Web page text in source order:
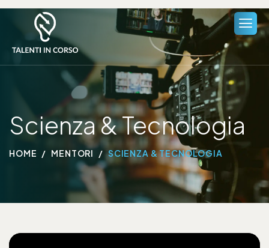
Scienza & Tecnologia
HOME MENTORI SCIENZA & TECNOLOGIA